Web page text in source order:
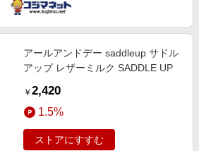
アールアンドデー saddleup サドル
アップ レザーミルク SADDLE UP
￥ 2,420
1.5%
ストアにすすむ